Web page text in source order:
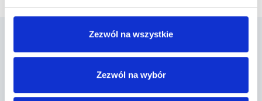
Zezwól na wszystkie
Zezwól na wybór
Nasza oferta